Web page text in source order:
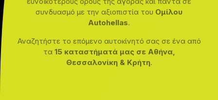
συνδυασμό με την αξιοπιστία του Ομίλου
Autohellas.
Αναζητήστε το επόμενο αυτοκίνητό σας σε ένα από
τα 15 καταστήματά μας σε Αθήνα,
Θεσσαλονίκη & Κρήτη.